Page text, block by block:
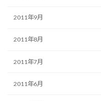
2011年9月
2011年8月
2011年7月
2011年6月